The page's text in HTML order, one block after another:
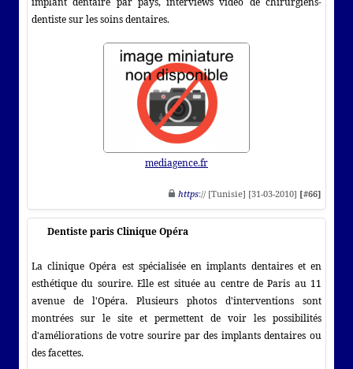
dentiste sur les soins dentaires.
mediagence.fr
https:// [Tunisie] [31-03-2010] [#66]
Dentiste paris Clinique Opéra
La clinique Opéra est spécialisée en implants dentaires et en
esthétique du sourire. Elle est située au centre de Paris au 11
avenue de l'Opéra. Plusieurs photos d'interventions sont
montrées sur le site et permettent de voir les possibilités
d'améliorations de votre sourire par des implants dentaires ou
des facettes.